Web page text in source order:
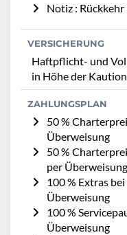
Notiz :
VERSICHERUNG
Haftpflicht- und
in Höhe der
ZAHLUNGSPLAN
50 %
Überweisung
50 %
per Überweisung
100 % Extras
Überweisung
100 %
Überweisung